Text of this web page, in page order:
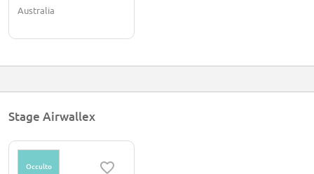
Australia
Stage Airwallex
Occulto